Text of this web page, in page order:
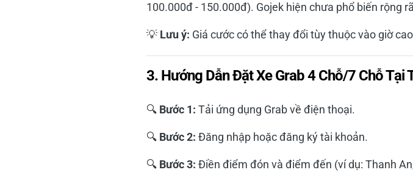
100.000đ - 150.000đ). Gojek hiện chưa phổ biến rộng
💡 Lưu ý: Giá cước có thể thay đổi tùy thuộc vào giờ
3. Hướng Dẫn Đặt Xe Grab 4 Chỗ/7 Chỗ Tại
🔍 Bước 1: Tải ứng dụng Grab về điện thoại.
🔍 Bước 2: Đăng nhập hoặc đăng ký tài khoản.
🔍 Bước 3: Điền điểm đón và điểm đến (ví dụ: Thanh